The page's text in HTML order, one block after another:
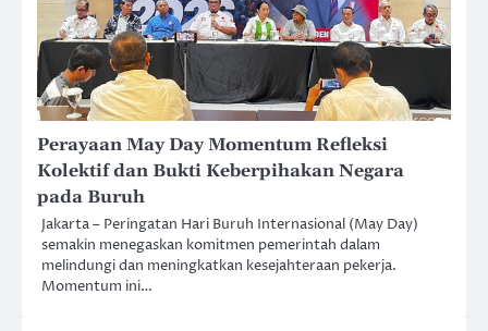
Perayaan May Day Momentum Refleksi
Kolektif dan Bukti Keberpihakan Negara
pada Buruh
Jakarta – Peringatan Hari Buruh Internasional (May Day)
semakin menegaskan komitmen pemerintah dalam
melindungi dan meningkatkan kesejahteraan pekerja.
Momentum ini…